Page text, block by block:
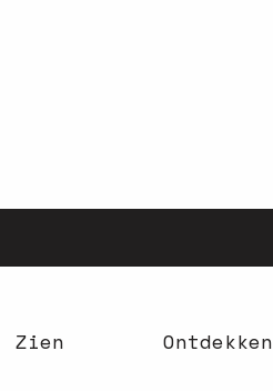
Zien Ontdekken